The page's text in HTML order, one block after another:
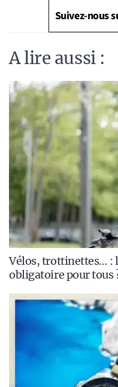
Suivez-nous
A lire aussi :
Vélos, trottinettes… :
obligatoire pour tous